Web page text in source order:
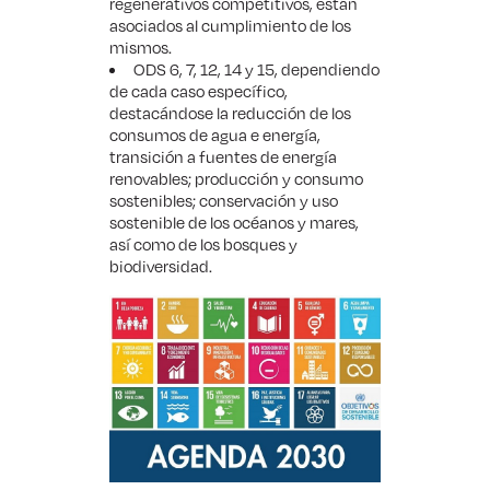
asociados al cumplimiento de los
mismos.
ODS 6, 7, 12, 14 y 15, dependiendo
de cada caso específico,
destacándose la reducción de los
consumos de agua e energía,
transición a fuentes de energía
renovables; producción y consumo
sostenibles; conservación y uso
sostenible de los océanos y mares,
así como de los bosques y
biodiversidad.